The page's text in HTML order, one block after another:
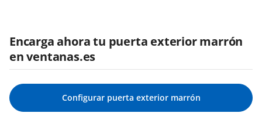
Encarga ahora tu puerta exterior marrón
en ventanas.es
Configurar puerta exterior marrón